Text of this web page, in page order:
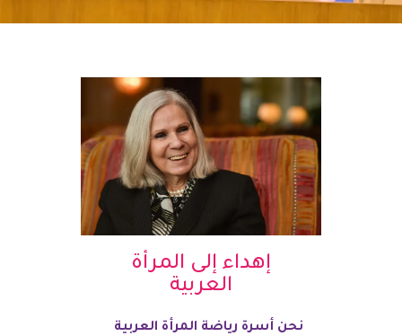
إهداء إلى المرأة
العربية
نحن أسرة رياضة المرأة العربية